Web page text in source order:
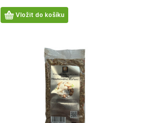
Počet
produktů
Vložit do košíku